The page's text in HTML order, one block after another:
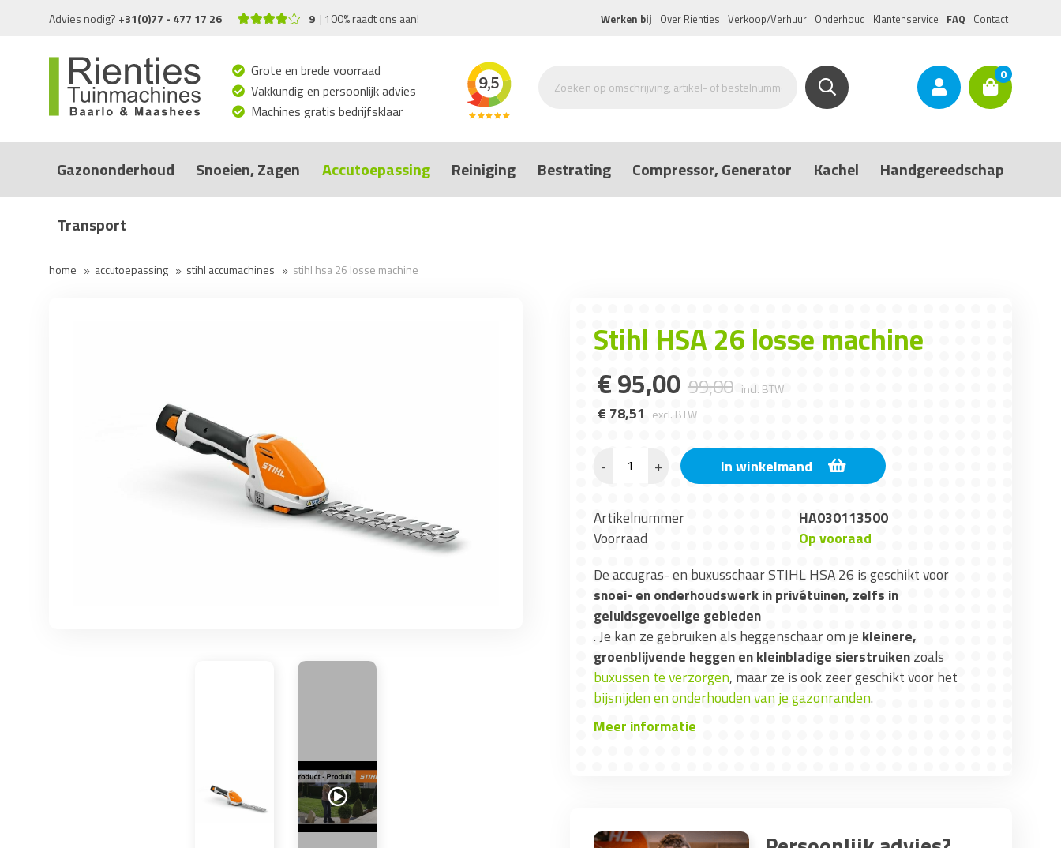
Advies nodig? +31(0)77 - 477 17 26 9 100% raadt ons aan! Werken bij Over Rienties Verkoop/Verhuur Onderhoud Klantenservice FAQ Contact
Grote en brede voorraad
Vakkundig en persoonlijk advies
Machines gratis bedrijfsklaar
0
Gazononderhoud Snoeien, Zagen Accutoepassing Reiniging Bestrating Compressor, Generator Kachel Handgereedschap
Transport
home accutoepassing stihl accumachines stihl hsa 26 losse machine
Stihl HSA 26 losse machine
€95,00 99,00 incl. BTW
€ 78,51 excl. BTW
- + In winkelmand
Artikelnummer
HA030113500
Voorraad
Op vooraad
De accugras- en buxusschaar STIHL HSA 26 is geschikt voor
snoei- en onderhoudswerk in privétuinen, zelfs in
geluidsgevoelige gebieden
. Je kan ze gebruiken als heggenschaar om je kleinere,
groenblijvende heggen en kleinbladige sierstruikenzoals
buxussen te verzorgen, maar ze is ook zeer geschikt voor het
bijsnijden en onderhouden van je gazonranden.
Meer informatie